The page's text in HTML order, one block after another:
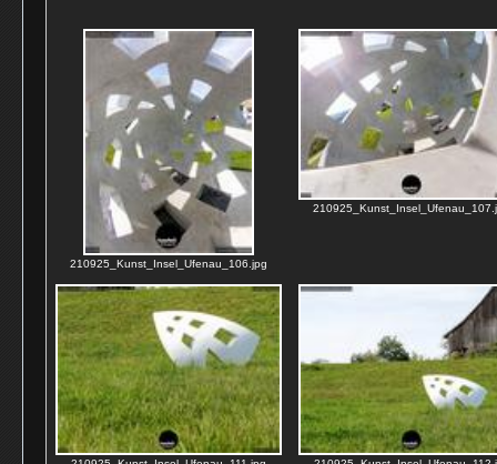
210925_Kunst_Insel_Ufenau_106.jpg